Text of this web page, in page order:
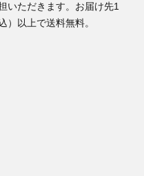
いただきます。お届け先1
）以上で送料無料。